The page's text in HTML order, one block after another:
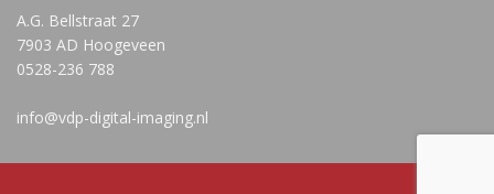
A.G. Bellstraat 27
7903 AD Hoogeveen
0528-236 788
info@vdp-digital-imaging.nl